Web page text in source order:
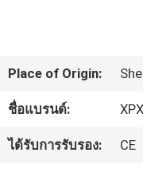
สินค้า
วิดีโอ
Place of Origin:
ชื่อแบรนด์: XPX
ได้รับการรับรอง: CE